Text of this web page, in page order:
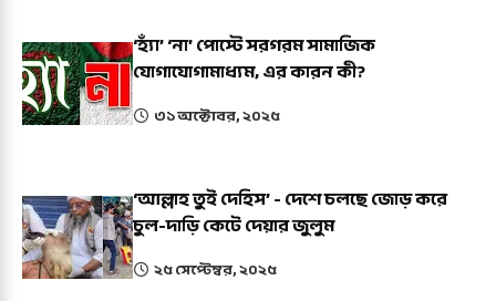
‘হ্যাঁ’ ‘না’ পোস্টে সরগরম সামাজিক
যোগাযোগামাধ্যম, এর কারন কী?
৩১ অক্টোবর, ২০২৫
‘আল্লাহ তুই দেহিস’ - দেশে চলছে জোড় করে
চুল-দাড়ি কেটে দেয়ার জুলুম
২৫ সেপ্টেম্বর, ২০২৫